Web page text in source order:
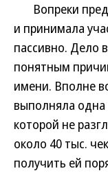
Вопреки
и принимала
пассивно. Дело
понятным
имени. Вполне
выполняла
которой не
около 40 тыс.
получить ей